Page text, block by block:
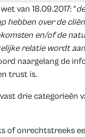
van 18.09.2017: “
hebben over de
en/of de
relatie wordt
naargelang de
trust is.
drie categorieën
of onrechtstreeks